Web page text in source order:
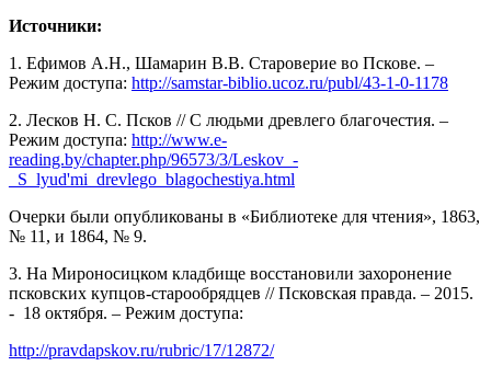
Источники:
1. Ефимов А.Н., Шамарин В.В. Староверие во Пскове. –
Режим доступа: http://samstar-biblio.ucoz.ru/publ/43-1-0-1178
2. Лесков Н. С. Псков // С людьми древлего благочестия. –
Режим доступа: http://www.e-
reading.by/chapter.php/96573/3/Leskov_-
_S_lyud'mi_drevlego_blagochestiya.html
Очерки были опубликованы в «Библиотеке для чтения», 1863,
№ 11, и 1864, № 9.
3. На Мироносицком кладбище восстановили захоронение
псковских купцов-старообрядцев // Псковская правда. – 2015.
- 18 октября. – Режим доступа:
http://pravdapskov.ru/rubric/17/12872/